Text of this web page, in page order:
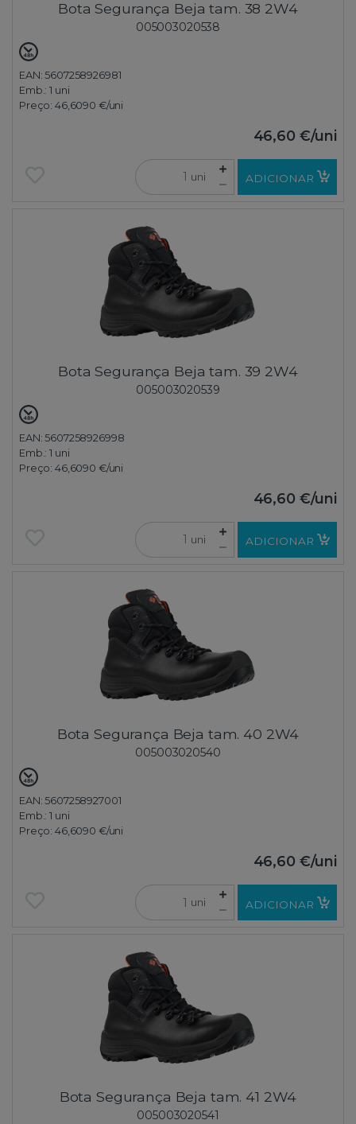
Bota Segurança Beja tam. 38 2W4
005003020538
EAN: 5607258926981
Emb.:1 uni
Preço: 46,6090 €/uni
46,60 €/uni
uni ADICIONAR
Bota Segurança Beja tam. 39 2W4
005003020539
EAN: 5607258926998
Emb.:1 uni
Preço: 46,6090 €/uni
46,60 €/uni
uni ADICIONAR
Bota Segurança Beja tam. 40 2W4
005003020540
EAN: 5607258927001
Emb.:1 uni
Preço: 46,6090 €/uni
46,60 €/uni
uni ADICIONAR
Bota Segurança Beja tam. 41 2W4
005003020541